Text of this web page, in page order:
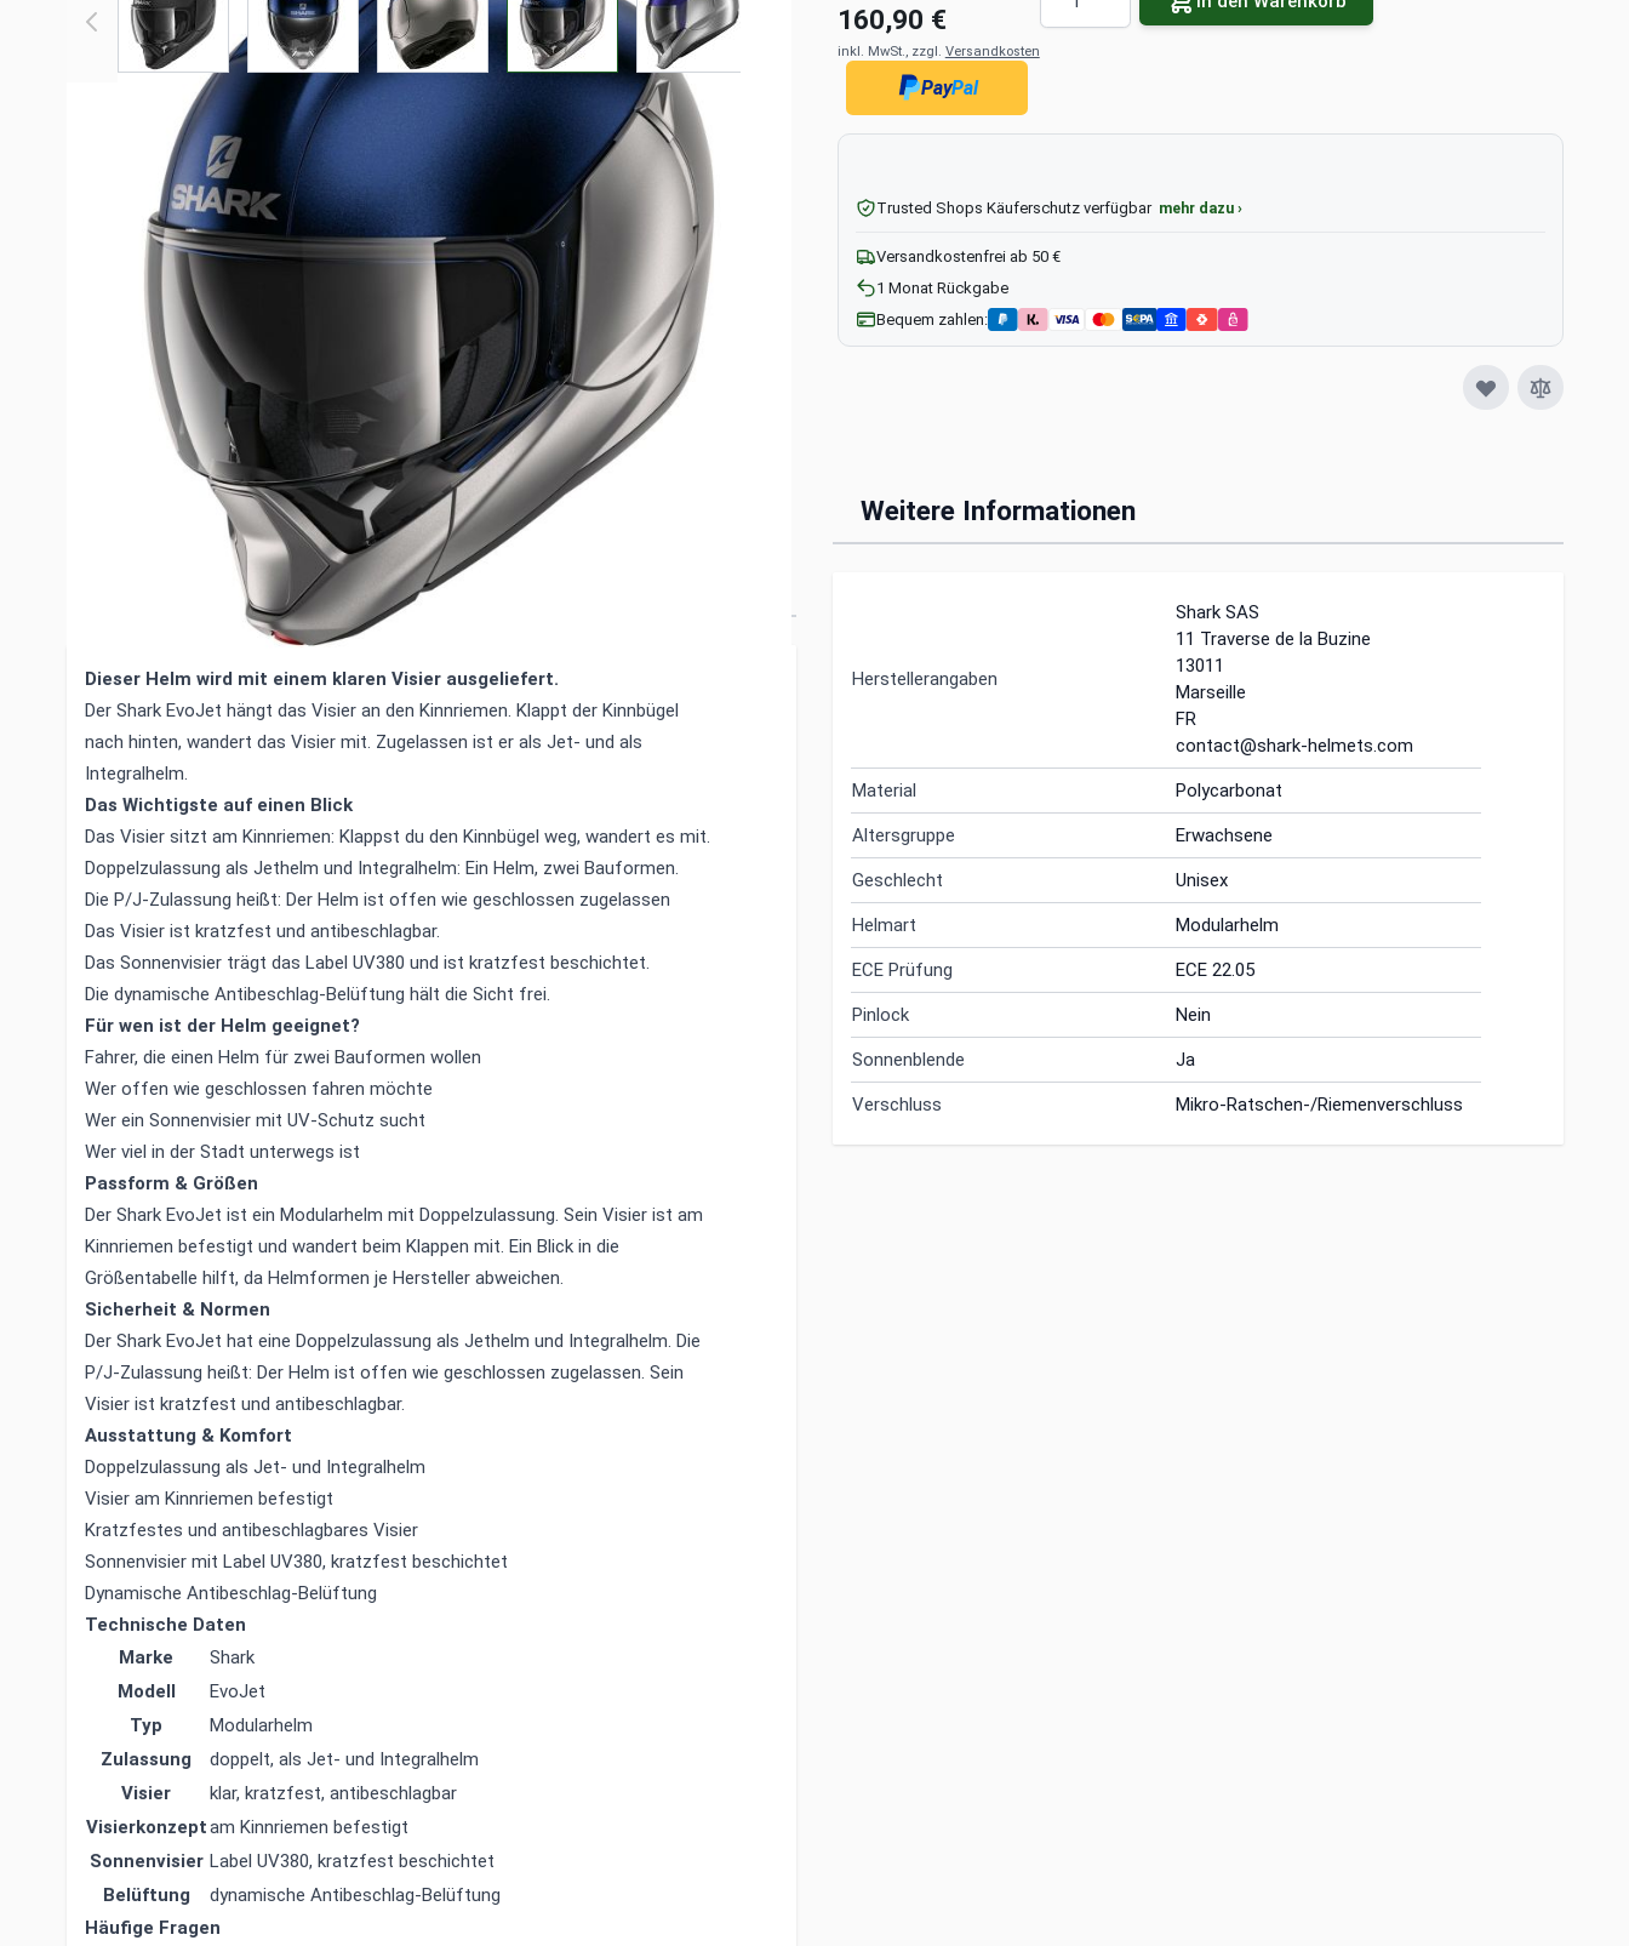
160,90 €
inkl. MwSt., zzgl. Versandkosten
PayPal
Trusted Shops Käuferschutz verfügbar mehr dazu ›
Versandkostenfrei ab 50 €
1 Monat Rückgabe
Bequem zahlen:
Beschreibung /Shark Modularhelm EVOJET mit
Sonnenblende und Doppelzulassung als Jet- und
Integralhelm
Dieser Helm wird mit einem klaren Visier ausgeliefert.
Der Shark EvoJet hängt das Visier an den Kinnriemen. Klappt der Kinnbügel
nach hinten, wandert das Visier mit. Zugelassen ist er als Jet- und als
Integralhelm.
Das Wichtigste auf einen Blick
Das Visier sitzt am Kinnriemen: Klappst du den Kinnbügel weg, wandert es mit.
Doppelzulassung als Jethelm und Integralhelm: Ein Helm, zwei Bauformen.
Die P/J-Zulassung heißt: Der Helm ist offen wie geschlossen zugelassen
Das Visier ist kratzfest und antibeschlagbar.
Das Sonnenvisier trägt das Label UV380 und ist kratzfest beschichtet.
Die dynamische Antibeschlag-Belüftung hält die Sicht frei.
Für wen ist der Helm geeignet?
Fahrer, die einen Helm für zwei Bauformen wollen
Wer offen wie geschlossen fahren möchte
Wer ein Sonnenvisier mit UV-Schutz sucht
Wer viel in der Stadt unterwegs ist
Passform & Größen
Der Shark EvoJet ist ein Modularhelm mit Doppelzulassung. Sein Visier ist am
Kinnriemen befestigt und wandert beim Klappen mit. Ein Blick in die
Größentabelle hilft, da Helmformen je Hersteller abweichen.
Sicherheit & Normen
Der Shark EvoJet hat eine Doppelzulassung als Jethelm und Integralhelm. Die
P/J-Zulassung heißt: Der Helm ist offen wie geschlossen zugelassen. Sein
Visier ist kratzfest und antibeschlagbar.
Ausstattung & Komfort
Doppelzulassung als Jet- und Integralhelm
Visier am Kinnriemen befestigt
Kratzfestes und antibeschlagbares Visier
Sonnenvisier mit Label UV380, kratzfest beschichtet
Dynamische Antibeschlag-Belüftung
Technische Daten
Marke
Shark
Modell
EvoJet
Typ
Modularhelm
Zulassung
doppelt, als Jet- und Integralhelm
Visier
klar, kratzfest, antibeschlagbar
Visierkonzeptam Kinnriemen befestigt
Sonnenvisier Label UV380, kratzfest beschichtet
Belüftung
dynamische Antibeschlag-Belüftung
Häufige Fragen
Weitere Informationen
Herstellerangaben
Shark SAS
11 Traverse de la Buzine
13011
Marseille
FR
contact@shark-helmets.com
Material Polycarbonat
Altersgruppe Erwachsene
Geschlecht Unisex
Helmart Modularhelm
ECE Prüfung ECE 22.05
Pinlock Nein
Sonnenblende Ja
Verschluss Mikro-Ratschen-/Riemenverschluss